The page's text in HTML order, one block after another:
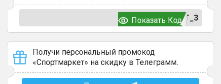
T_3
Показать Код
Получи персональный промокод
«Спортмаркет» на скидку в Телеграмм.